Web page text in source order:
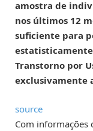
amostra de
nos últimos 12
suficiente para
Transtorno por
exclusivamente
source
Com informações